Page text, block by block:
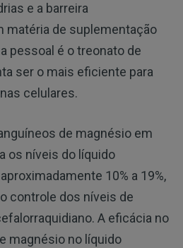
e a barreira
matéria de suplementação
pessoal é o treonato de
ser o mais eficiente para
celulares.
de magnésio em
os níveis do líquido
10% a 19%,
controle dos níveis de
A eficácia no
magnésio no líquido